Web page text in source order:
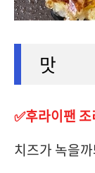
맛
✅후라이팬 조
치즈가 녹을